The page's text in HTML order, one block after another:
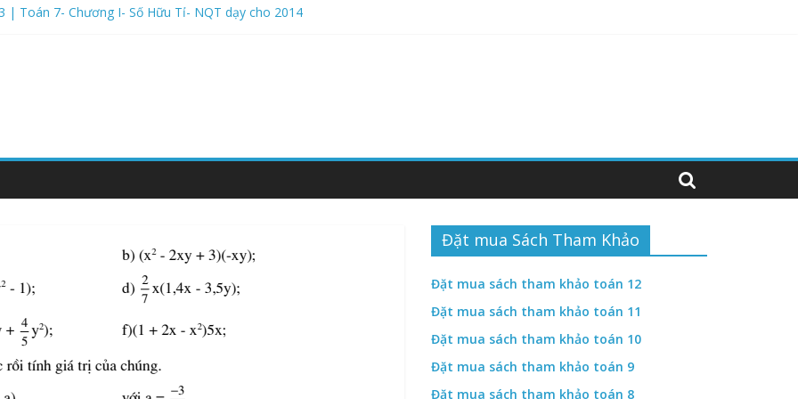
| Toán 7- Chương I- Số Hữu Tỉ- NQT dạy cho 2014
Học 2026-2027- Kết Nối Tri Thức- Bộ Thống Nhất- Phần Trắc Nghiệm ABCD
Học 2026-2027- Kết Nối Tri Thức- Bộ Thống Nhất- LÝ THUYẾT
Đặt mua Sách Tham Khảo
Đặt mua sách tham khảo toán 12
Đặt mua sách tham khảo toán 11
Đặt mua sách tham khảo toán 10
Đặt mua sách tham khảo toán 9
Đặt mua sách tham khảo toán 8